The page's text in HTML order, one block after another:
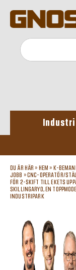
Industri
DU ÄR HÄR » HEM » K-
JOBB »CNC-OPERATÖR/
FÖR 2-SKIFT TILL EKETS
SKILLINGARYD, EN
INDUSTRIPARK